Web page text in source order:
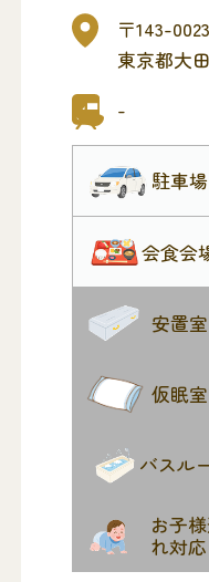
す。お通夜・告
場でとり行い、
る流れになり
イプなので、
っくりお見送
機関より徒歩2
方にも便利な
法光山善慶寺
を超えて連綿
蓮宗の寺院で
るようになっ
六人衆事件と
です。圧政や
代表6人は幕府
功しても掟破
でしたが、実
えられ、六人
しまいました
れていた当時
〒143-0023
東京都大
-
駐車場
会食会
安置室
仮眠室
バスル
お子
れ対応